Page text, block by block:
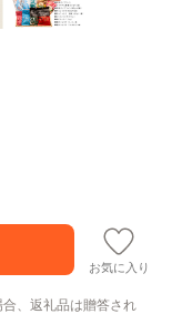
お気に入り
、返礼品は贈答され